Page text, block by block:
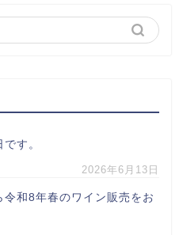
す。
2026年6月13日
和8年春のワイン販売をお